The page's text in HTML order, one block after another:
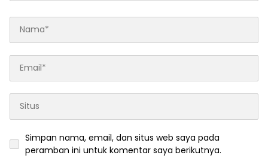
Simpan nama, email, dan situs web saya pada
peramban ini untuk komentar saya berikutnya.